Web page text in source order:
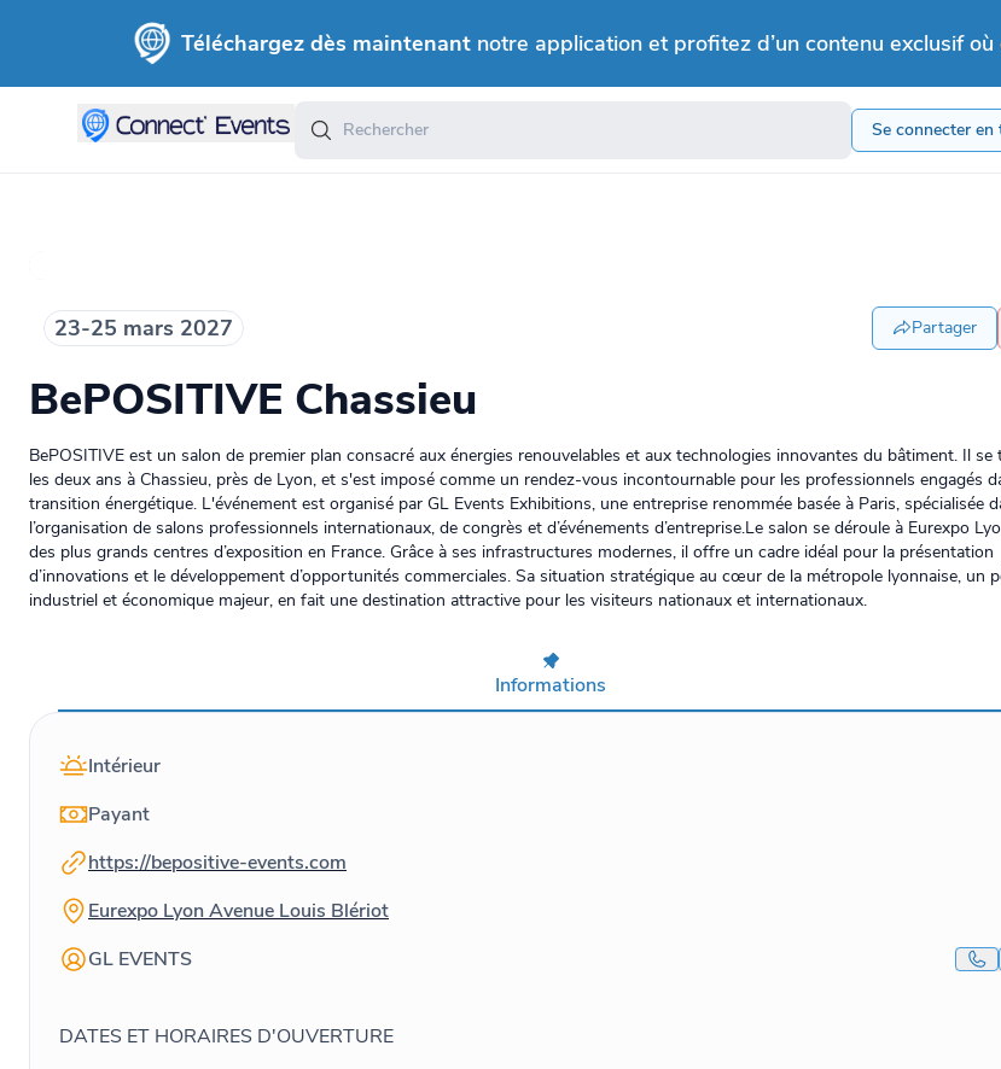
Téléchargez dès maintenant notre application et profitez d’un contenu exclusif où
Se connecter
23-25 mars 2027 Partager
BePOSITIVE Chassieu
BePOSITIVE est un salon de premier plan consacré aux énergies renouvelables et aux technologies innovantes du bâtiment. Il se
les deux ans à Chassieu, près de Lyon, et s'est imposé comme un rendez-vous incontournable pour les professionnels engagés
transition énergétique. L'événement est organisé par GL Events Exhibitions, une entreprise renommée basée à Paris, spécialisée
l’organisation de salons professionnels internationaux, de congrès et d’événements d’entreprise.Le salon se déroule à Eurexpo
des plus grands centres d’exposition en France. Grâce à ses infrastructures modernes, il offre un cadre idéal pour la présentation
d’innovations et le développement d’opportunités commerciales. Sa situation stratégique au cœur de la métropole lyonnaise, un
industriel et économique majeur, en fait une destination attractive pour les visiteurs nationaux et internationaux.
Informations
Intérieur
Payant
https://bepositive-events.com
Eurexpo Lyon Avenue Louis Blériot
GL EVENTS
DATES ET HORAIRES D'OUVERTURE